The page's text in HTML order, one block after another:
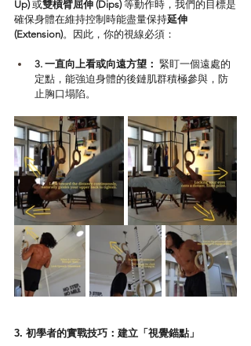
Up) 或雙槓臂屈伸 (Dips) 等動作時，我們的目標是
確保身體在維持控制時能盡量保持延伸
(Extension)。因此，你的視線必須：
3. 一直向上看或向遠方望： 緊盯一個遠處的
定點，能強迫身體的後鏈肌群積極參與，防
止胸口塌陷。
3. 初學者的實戰技巧：建立「視覺錨點」